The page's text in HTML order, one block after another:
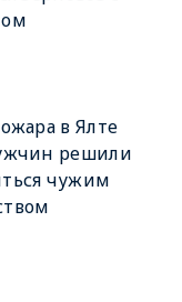
в Ялте
решили
чужим